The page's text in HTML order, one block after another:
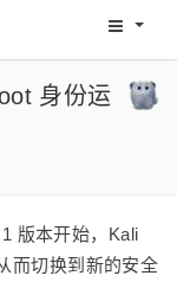
码农网
身份运
版本开始，Kali
而切换到新的安全